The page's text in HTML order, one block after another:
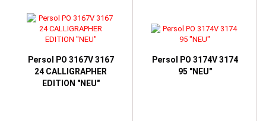
Persol PO 3167V 3167
24 CALLIGRAPHER
EDITION "NEU"
Persol PO 3174V 3174
95 "NEU"